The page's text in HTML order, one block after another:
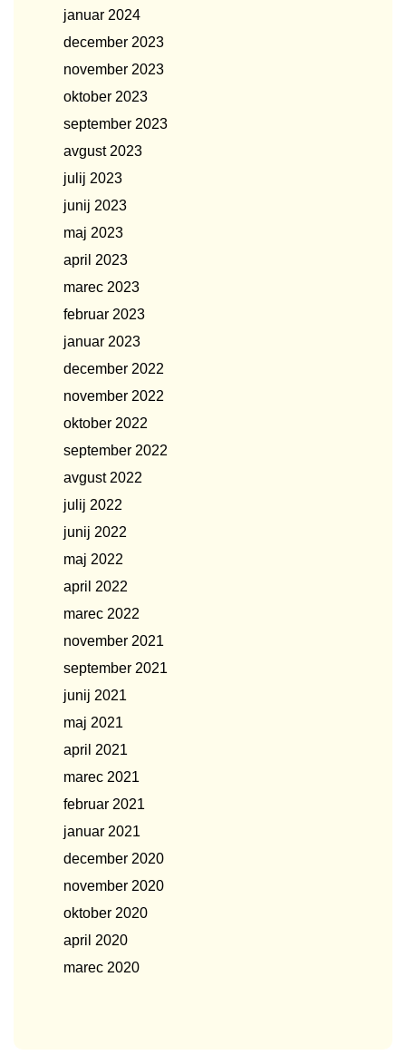
januar 2024
december 2023
november 2023
oktober 2023
september 2023
avgust 2023
julij 2023
junij 2023
maj 2023
april 2023
marec 2023
februar 2023
januar 2023
december 2022
november 2022
oktober 2022
september 2022
avgust 2022
julij 2022
junij 2022
maj 2022
april 2022
marec 2022
november 2021
september 2021
junij 2021
maj 2021
april 2021
marec 2021
februar 2021
januar 2021
december 2020
november 2020
oktober 2020
april 2020
marec 2020